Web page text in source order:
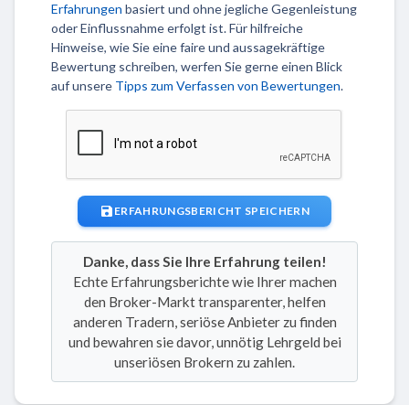
Erfahrungen basiert und ohne jegliche Gegenleistung
oder Einflussnahme erfolgt ist. Für hilfreiche
Hinweise, wie Sie eine faire und aussagekräftige
Bewertung schreiben, werfen Sie gerne einen Blick
auf unsere Tipps zum Verfassen von Bewertungen.
ERFAHRUNGSBERICHT SPEICHERN
Danke, dass Sie Ihre Erfahrung teilen!
Echte Erfahrungsberichte wie Ihrer machen
den Broker-Markt transparenter, helfen
anderen Tradern, seriöse Anbieter zu finden
und bewahren sie davor, unnötig Lehrgeld bei
unseriösen Brokern zu zahlen.